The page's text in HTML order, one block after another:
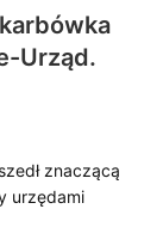
Urząd.
znaczącą
urzędami